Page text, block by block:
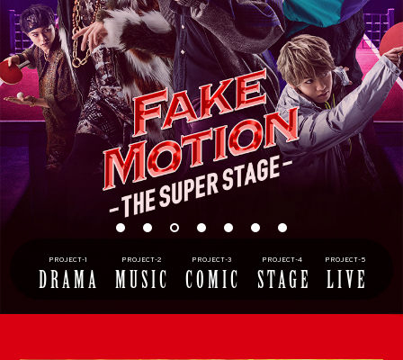
PROJECT-1
DRAMA
PROJECT-2
MUSIC
PROJECT-3
COMIC
PROJECT-4
STAGE
PROJECT-5
LIVE